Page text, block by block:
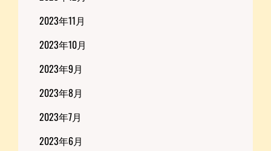
2023年11月
2023年10月
2023年9月
2023年8月
2023年7月
2023年6月